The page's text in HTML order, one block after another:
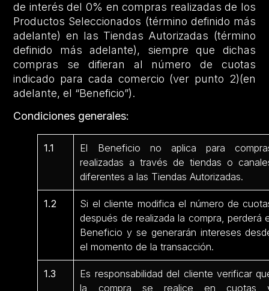
de interés del 0% en compras realizadas de los
Productos Seleccionados (término definido más
adelante) en las Tiendas Autorizadas (término
definido más adelante), siempre que dichas
compras se difieran al número de cuotas
indicado para cada comercio (ver punto 2)(en
adelante, el “Beneficio”).
Condiciones generales:
1.1
El Beneficio no aplica para
realizadas a través de tiendas o
diferentes a las Tiendas Autorizadas.
1.2
Si el cliente modifica el número de
después de realizada la compra, perderá
Beneficio y se generarán intereses
el momento de la transacción.
1.3
Es responsabilidad del cliente verificar
la compra se realice en cuotas